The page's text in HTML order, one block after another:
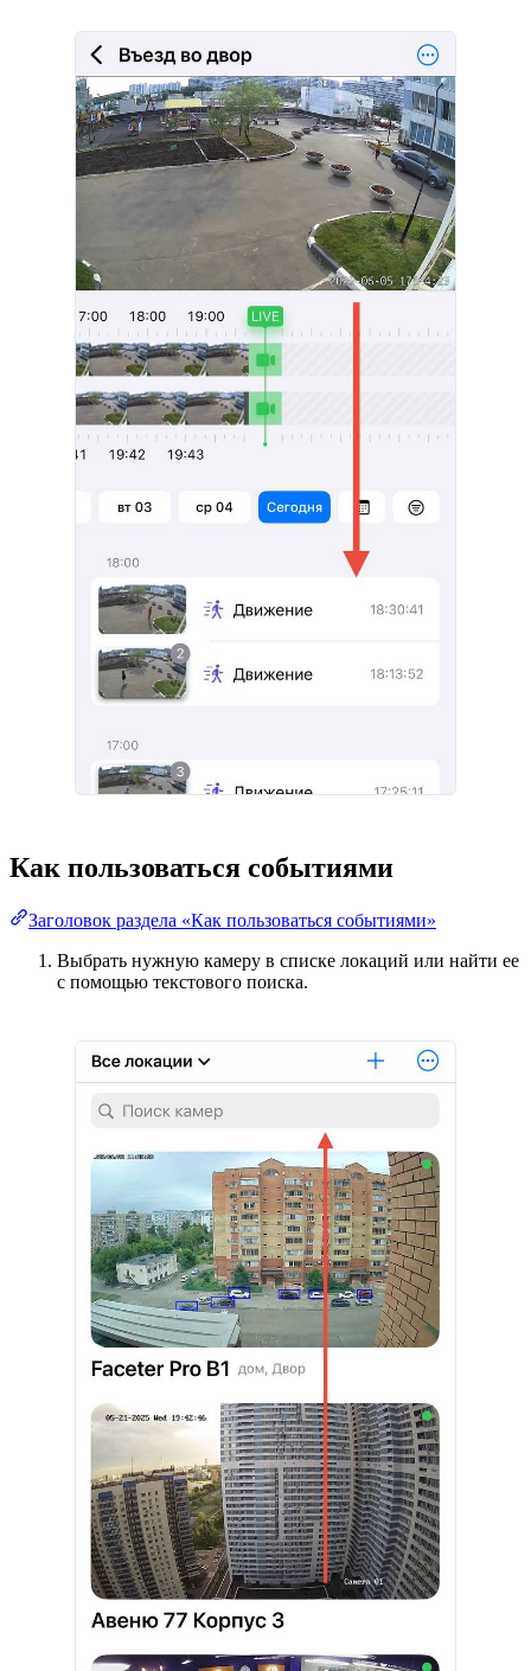
Как пользоваться событиями
Заголовок раздела «Как пользоваться событиями»
Выбрать нужную камеру в списке локаций или найти ее
с помощью текстового поиска.